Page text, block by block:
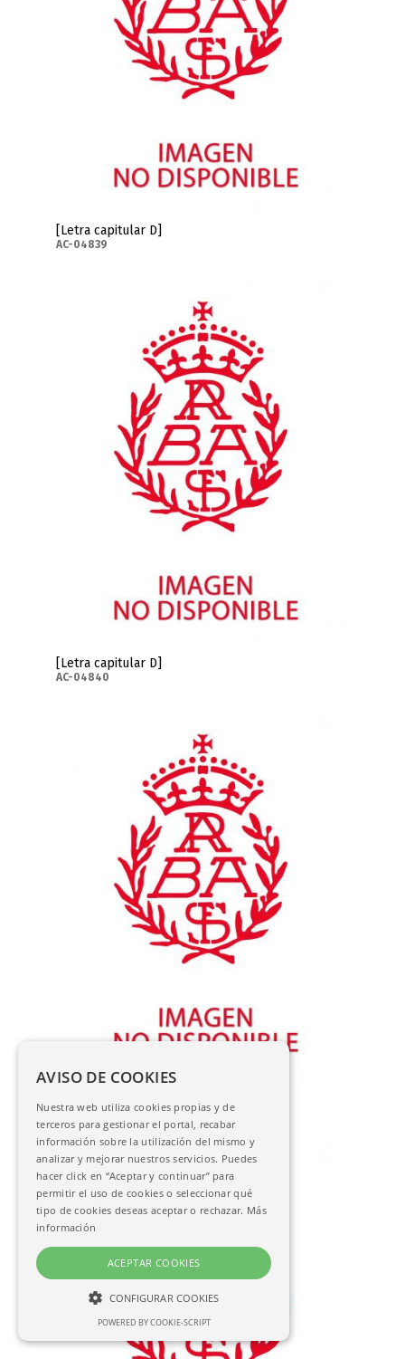
[Letra capitular D]
AC-04839
[Letra capitular D]
AC-04840
AC-04841
AVISO DE COOKIES
Nuestra web utiliza cookies propias y de
terceros para gestionar el portal, recabar
información sobre la utilización del mismo y
analizar y mejorar nuestros servicios. Puedes
hacer click en “Aceptar y continuar” para
permitir el uso de cookies o seleccionar qué
tipo de cookies deseas aceptar o rechazar. Más
información
ACEPTAR COOKIES
CONFIGURAR COOKIES
NECESARIASPOWERED BY COOKIE-SCRIPT